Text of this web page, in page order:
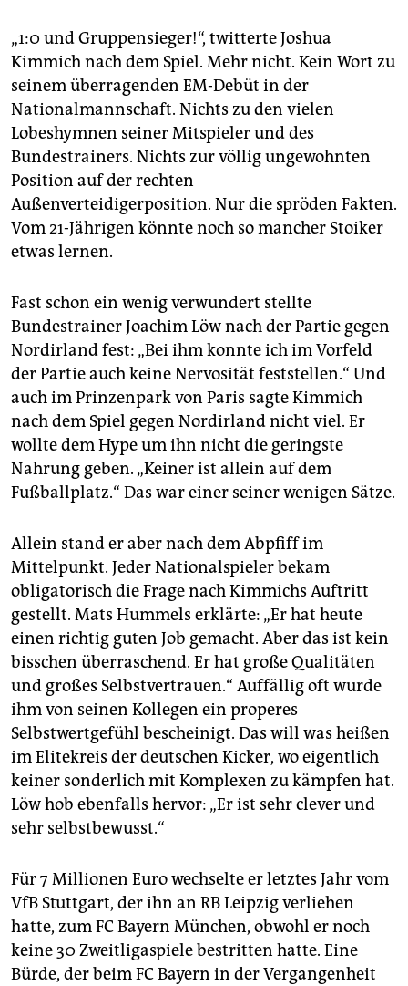
fragen & hilfe
unterstützen
abo
genossenschaft
epaper login
„1:0 und Gruppensieger!“, twitterte Joshua
Kimmich nach dem Spiel. Mehr nicht. Kein Wort zu
seinem überragenden EM-Debüt in der
Nationalmannschaft. Nichts zu den vielen
Lobeshymnen seiner Mitspieler und des
Bundestrainers. Nichts zur völlig ungewohnten
Position auf der rechten
Außenverteidigerposition. Nur die spröden Fakten.
Vom 21-Jährigen könnte noch so mancher Stoiker
etwas lernen.
Fast schon ein wenig verwundert stellte
Bundestrainer Joachim Löw nach der Partie gegen
Nordirland fest: „Bei ihm konnte ich im Vorfeld
der Partie auch keine Nervosität feststellen.“ Und
auch im Prinzenpark von Paris sagte Kimmich
nach dem Spiel gegen Nordirland nicht viel. Er
wollte dem Hype um ihn nicht die geringste
Nahrung geben. „Keiner ist allein auf dem
Fußballplatz.“ Das war einer seiner wenigen Sätze.
Allein stand er aber nach dem Abpfiff im
Mittelpunkt. Jeder Nationalspieler bekam
obligatorisch die Frage nach Kimmichs Auftritt
gestellt. Mats Hummels erklärte: „Er hat heute
einen richtig guten Job gemacht. Aber das ist kein
bisschen überraschend. Er hat große Qualitäten
und großes Selbstvertrauen.“ Auffällig oft wurde
ihm von seinen Kollegen ein properes
Selbstwertgefühl bescheinigt. Das will was heißen
im Elitekreis der deutschen Kicker, wo eigentlich
keiner sonderlich mit Komplexen zu kämpfen hat.
Löw hob ebenfalls hervor: „Er ist sehr clever und
sehr selbstbewusst.“
Für 7 Millionen Euro wechselte er letztes Jahr vom
VfB Stuttgart, der ihn an RB Leipzig verliehen
hatte, zum FC Bayern München, obwohl er noch
keine 30 Zweitligaspiele bestritten hatte. Eine
Bürde, der beim FC Bayern in der Vergangenheit